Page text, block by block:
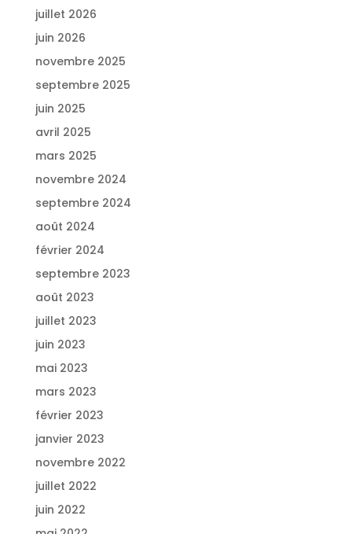
juillet 2026
juin 2026
novembre 2025
septembre 2025
juin 2025
avril 2025
mars 2025
novembre 2024
septembre 2024
août 2024
février 2024
septembre 2023
août 2023
juillet 2023
juin 2023
mai 2023
mars 2023
février 2023
janvier 2023
novembre 2022
juillet 2022
juin 2022